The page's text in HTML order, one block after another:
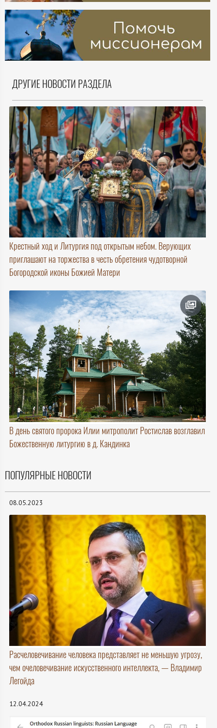
ДРУГИЕ НОВОСТИ РАЗДЕЛА
Крестный ход и Литургия под открытым небом. Верующих
приглашают на торжества в честь обретения чудотворной
Богородской иконы Божией Матери
В день святого пророка Илии митрополит Ростислав возглавил
Божественную литургию в д. Кандинка
ПОПУЛЯРНЫЕ НОВОСТИ
08.05.2023
Расчеловечивание человека представляет не меньшую угрозу,
чем очеловечивание искусственного интеллекта, — Владимир
Легойда
12.04.2024